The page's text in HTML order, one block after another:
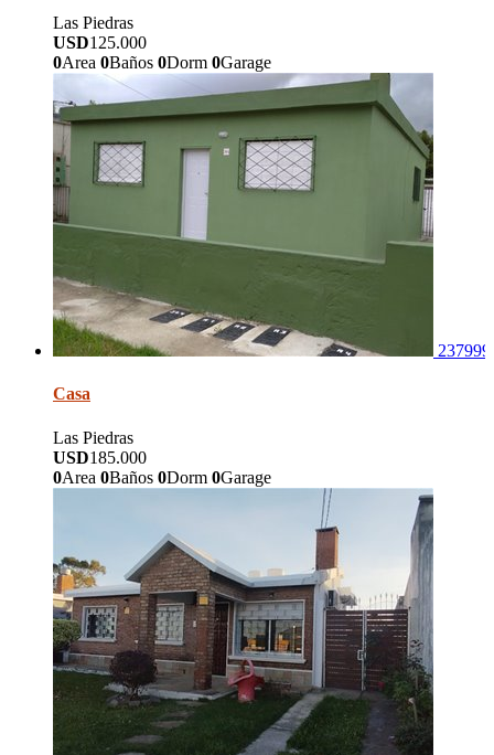
Las Piedras
USD125.000
0Area 0Baños 0Dorm 0Garage
237999
Casa
Las Piedras
USD185.000
0Area 0Baños 0Dorm 0Garage